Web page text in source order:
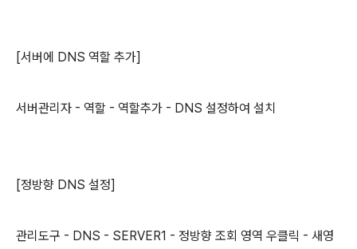
[서버에 DNS 역할 추가]
서버관리자 - 역할 - 역할추가 - DNS 설정하여 설치
[정방향 DNS 설정]
관리도구 - DNS - SERVER1 - 정방향 조회 영역 우클릭 - 새영